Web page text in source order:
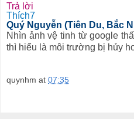
Trả lời
Thích7
Quý Nguyễn (Tiên Du, Bắc
Nhìn ảnh vệ tinh từ google
thì hiểu là môi trường bị hủy
quynhm at 07:35